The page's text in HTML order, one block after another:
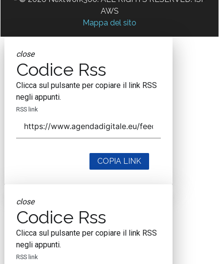
AWS
Mappa del sito
close
Codice Rss
Clicca sul pulsante per copiare il link RSS
negli appunti.
RSS link
COPIA LINK
close
Codice Rss
Clicca sul pulsante per copiare il link RSS
negli appunti.
RSS link